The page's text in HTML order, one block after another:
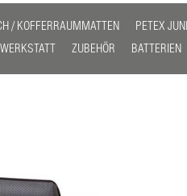
/ KOFFERRAUMMATTEN PETEX
ZUBEHÖR BATTERIEN